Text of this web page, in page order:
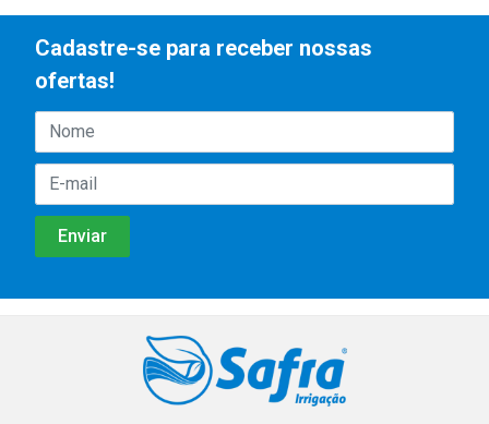
Cadastre-se para receber nossas
ofertas!